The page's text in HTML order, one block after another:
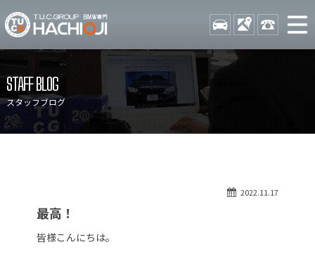
TUCグループ BMW専門 八
STOCK ACCESS 042-
ニュース
在庫リスト
目玉車両一覧
保証＆サービス
アクセスマップ
自動車保険
STAFF BLOG
スタッフブログ
2022.11.17
最高！
皆様こんにちは。